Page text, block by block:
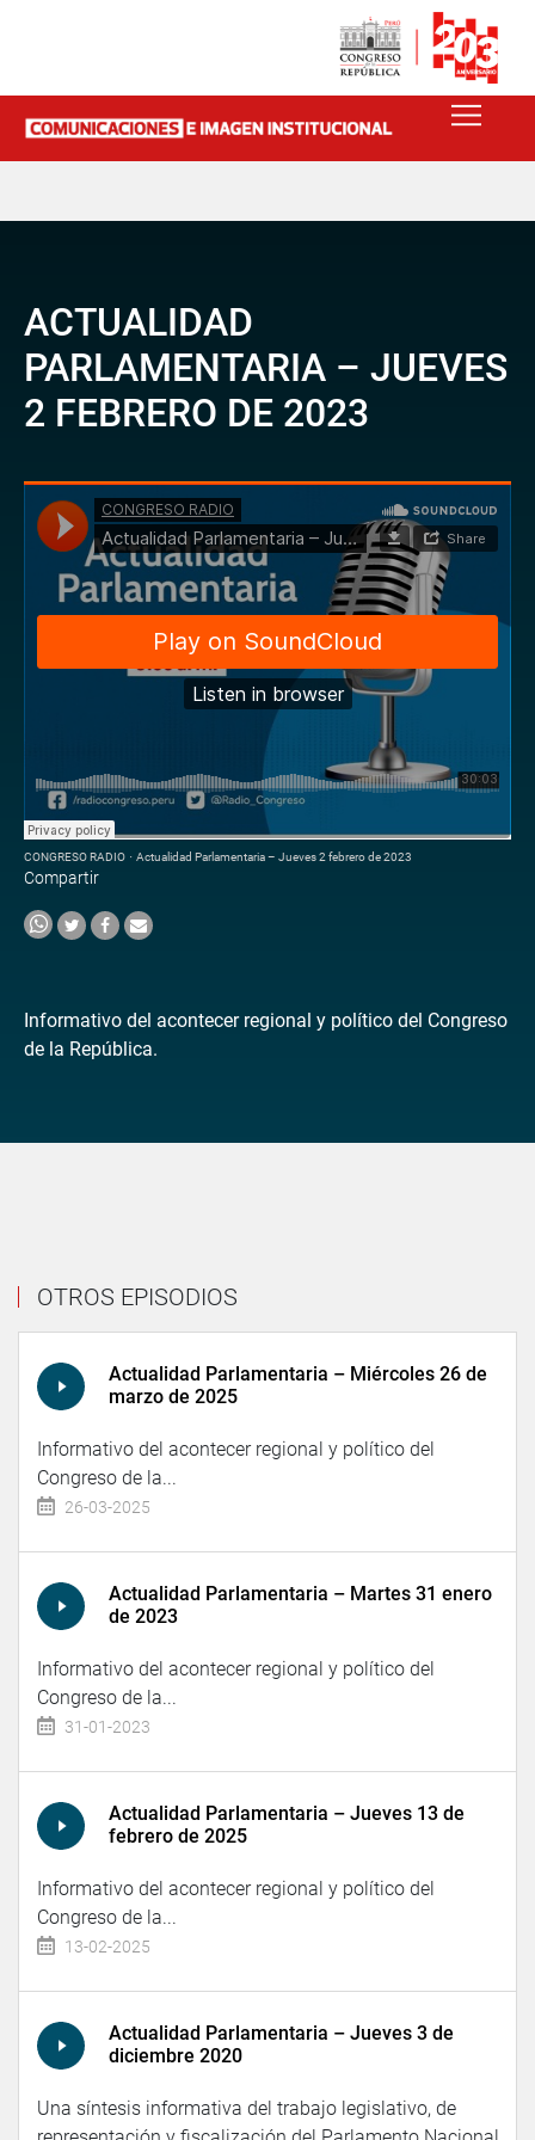
ACTUALIDAD
PARLAMENTARIA – JUEVES
2 FEBRERO DE 2023
CONGRESO RADIO · Actualidad Parlamentaria – Jueves 2 febrero de 2023
Compartir
Informativo del acontecer regional y político del Congreso
de la República.
OTROS EPISODIOS
Actualidad Parlamentaria – Miércoles 26 de
marzo de 2025
Informativo del acontecer regional y político del
Congreso de la...
26-03-2025
Actualidad Parlamentaria – Martes 31 enero
de 2023
Informativo del acontecer regional y político del
Congreso de la...
31-01-2023
Actualidad Parlamentaria – Jueves 13 de
febrero de 2025
Informativo del acontecer regional y político del
Congreso de la...
13-02-2025
Actualidad Parlamentaria – Jueves 3 de
diciembre 2020
Una síntesis informativa del trabajo legislativo, de